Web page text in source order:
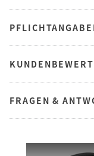
FRAGEN &